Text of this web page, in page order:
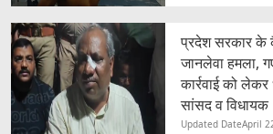
प्रदेश सरकार के
जानलेवा हमला,
कार्रवाई को
सांसद व विधायक
Updated DateApril